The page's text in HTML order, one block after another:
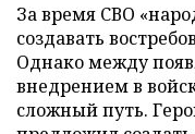
За время СВО
создавать
Однако между
внедрением в
сложный путь.